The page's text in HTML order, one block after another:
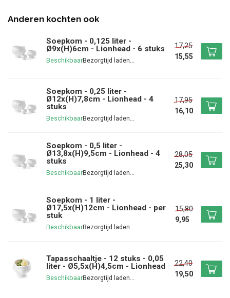
Anderen kochten ook
Soepkom - 0,125 liter -
Ø9x(H)6cm - Lionhead - 6 stuks
Beschikbaar
17,25
15,55
Soepkom - 0,25 liter -
Ø12x(H)7,8cm - Lionhead - 4
stuks
Beschikbaar
17,95
16,10
Soepkom - 0,5 liter -
Ø13,8x(H)9,5cm - Lionhead - 4
stuks
Beschikbaar
28,05
25,30
Soepkom - 1 liter -
Ø17,5x(H)12cm - Lionhead - per
stuk
Beschikbaar
15,80
9,95
Tapasschaaltje - 12 stuks - 0,05
liter - Ø5,5x(H)4,5cm - Lionhead
Beschikbaar
22,40
19,50